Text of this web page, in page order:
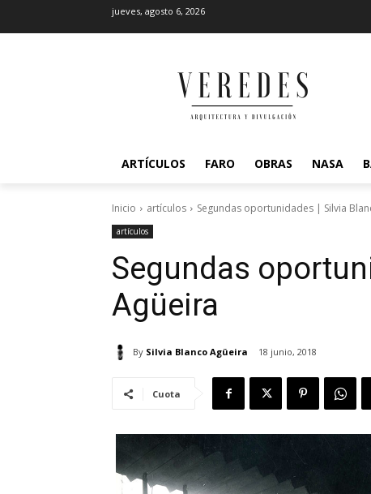
jueves, agosto 6, 2026
ARTÍCULOS FARO OBRAS NASA
Inicio artículos Segundas oportunidades | Silvia
artículos
Segundas
Agüeira
By Silvia Blanco Agüeira 18 junio, 2018
Cuota